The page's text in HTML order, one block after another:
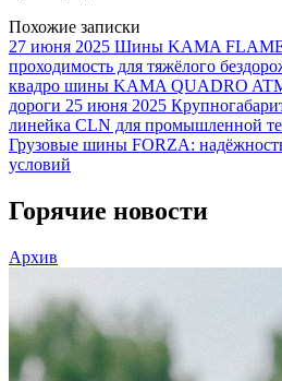
Похожие записки
27 июня 2025 Шины KAMA FLAME
проходимость для тяжёлого
квадро шины KAMA QUADRO
дороги 25 июня 2025
линейка CLN для промышленной
Грузовые шины FORZA:
условий
Горячие новости
Архив